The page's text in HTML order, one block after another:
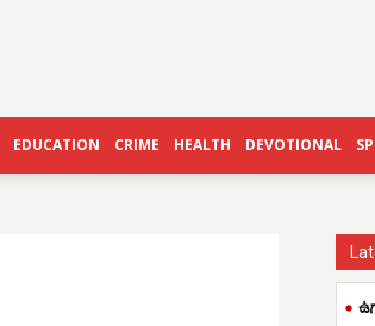
EDUCATION CRIME HEALTH DEVOTIONAL